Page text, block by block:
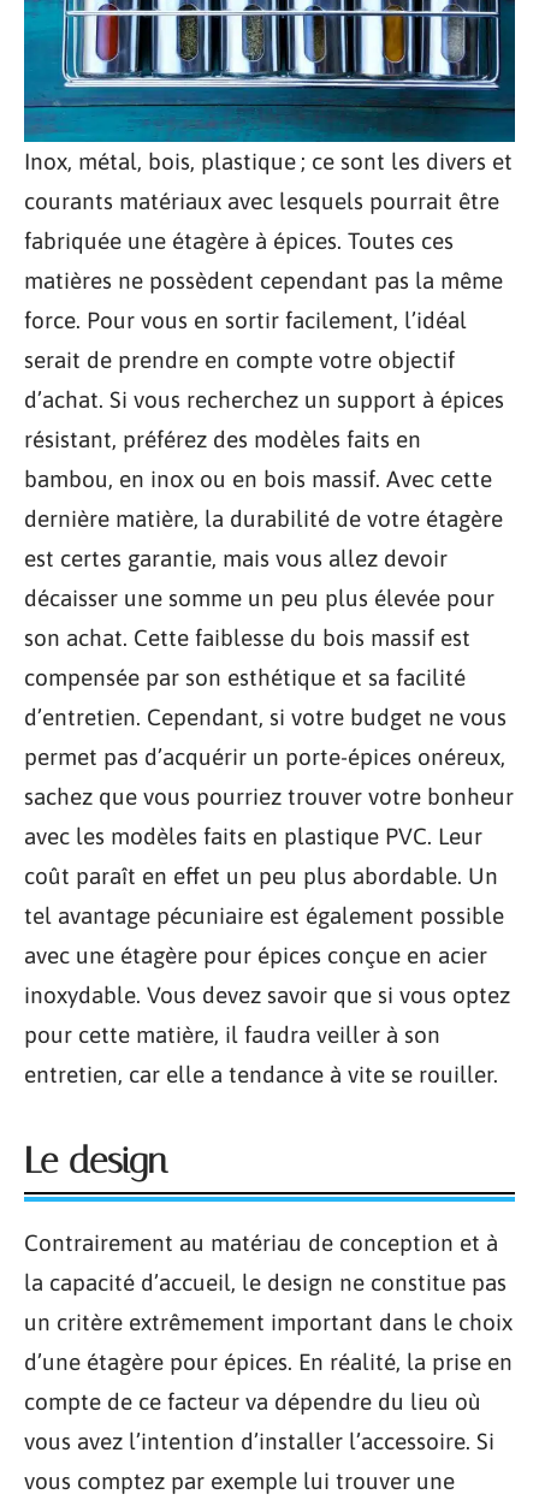
Inox, métal, bois, plastique ; ce sont les divers et
courants matériaux avec lesquels pourrait être
fabriquée une étagère à épices. Toutes ces
matières ne possèdent cependant pas la même
force. Pour vous en sortir facilement, l’idéal
serait de prendre en compte votre objectif
d’achat. Si vous recherchez un support à épices
résistant, préférez des modèles faits en
bambou, en inox ou en bois massif. Avec cette
dernière matière, la durabilité de votre étagère
est certes garantie, mais vous allez devoir
décaisser une somme un peu plus élevée pour
son achat. Cette faiblesse du bois massif est
compensée par son esthétique et sa facilité
d’entretien. Cependant, si votre budget ne vous
permet pas d’acquérir un porte-épices onéreux,
sachez que vous pourriez trouver votre bonheur
avec les modèles faits en plastique PVC. Leur
coût paraît en effet un peu plus abordable. Un
tel avantage pécuniaire est également possible
avec une étagère pour épices conçue en acier
inoxydable. Vous devez savoir que si vous optez
pour cette matière, il faudra veiller à son
entretien, car elle a tendance à vite se rouiller.
Le design
Contrairement au matériau de conception et à
la capacité d’accueil, le design ne constitue pas
un critère extrêmement important dans le choix
d’une étagère pour épices. En réalité, la prise en
compte de ce facteur va dépendre du lieu où
vous avez l’intention d’installer l’accessoire. Si
vous comptez par exemple lui trouver une